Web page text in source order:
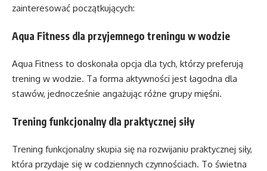
zainteresować początkujących:
Aqua Fitness dla przyjemnego treningu w wodzie
Aqua Fitness to doskonała opcja dla tych, którzy preferują
trening w wodzie. Ta forma aktywności jest łagodna dla
stawów, jednocześnie angażując różne grupy mięśni.
Trening funkcjonalny dla praktycznej siły
Trening funkcjonalny skupia się na rozwijaniu praktycznej siły,
która przydaje się w codziennych czynnościach. To świetna